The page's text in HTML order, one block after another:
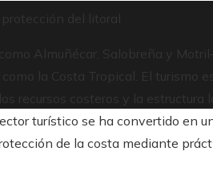
del litoral
Almuñécar, Salobreña y
la Costa Tropical. El turismo es
recursos costeros y la estructura
turístico se ha convertido en
de la costa mediante